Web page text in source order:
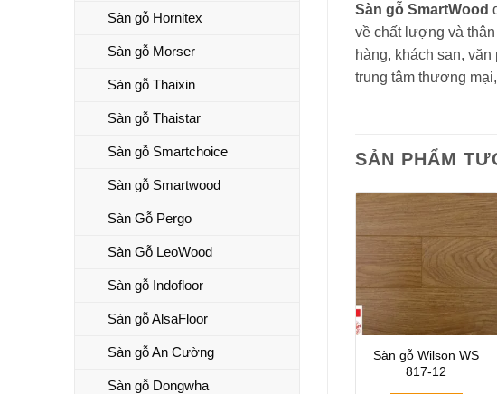
Sàn gỗ Hornitex
Sàn gỗ Morser
Sàn gỗ Thaixin
Sàn gỗ Thaistar
Sàn gỗ Smartchoice
Sàn gỗ Smartwood
Sàn Gỗ Pergo
Sàn Gỗ LeoWood
Sàn gỗ Indofloor
Sàn gỗ AlsaFloor
Sàn gỗ An Cường
Sàn gỗ Dongwha
Sàn gỗ SmartWood
về chất lượng và
hàng, khách sạn,
trung tâm thương
SẢN PHẨM
Sàn gỗ Wilson WS
817-12